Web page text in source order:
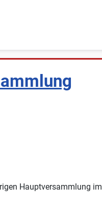
Hauptversammlung im